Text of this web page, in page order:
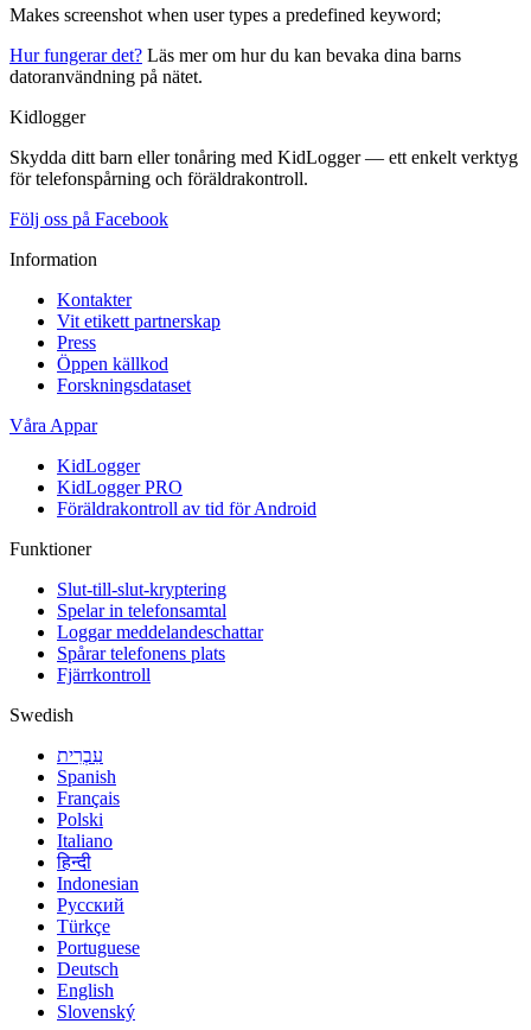
Makes screenshot when user types a predefined keyword;
Hur fungerar det? Läs mer om hur du kan bevaka dina barns
datoranvändning på nätet.
Kidlogger
Skydda ditt barn eller tonåring med KidLogger — ett enkelt verktyg
för telefonspårning och föräldrakontroll.
Följ oss på Facebook
Information
Kontakter
Vit etikett partnerskap
Press
Öppen källkod
Forskningsdataset
Våra Appar
KidLogger
KidLogger PRO
Föräldrakontroll av tid för Android
Funktioner
Slut-till-slut-kryptering
Spelar in telefonsamtal
Loggar meddelandeschattar
Spårar telefonens plats
Fjärrkontroll
Swedish
עִבְרִית
Spanish
Français
Polski
Italiano
हिन्दी
Indonesian
Русский
Türkçe
Portuguese
Deutsch
English
Slovenský